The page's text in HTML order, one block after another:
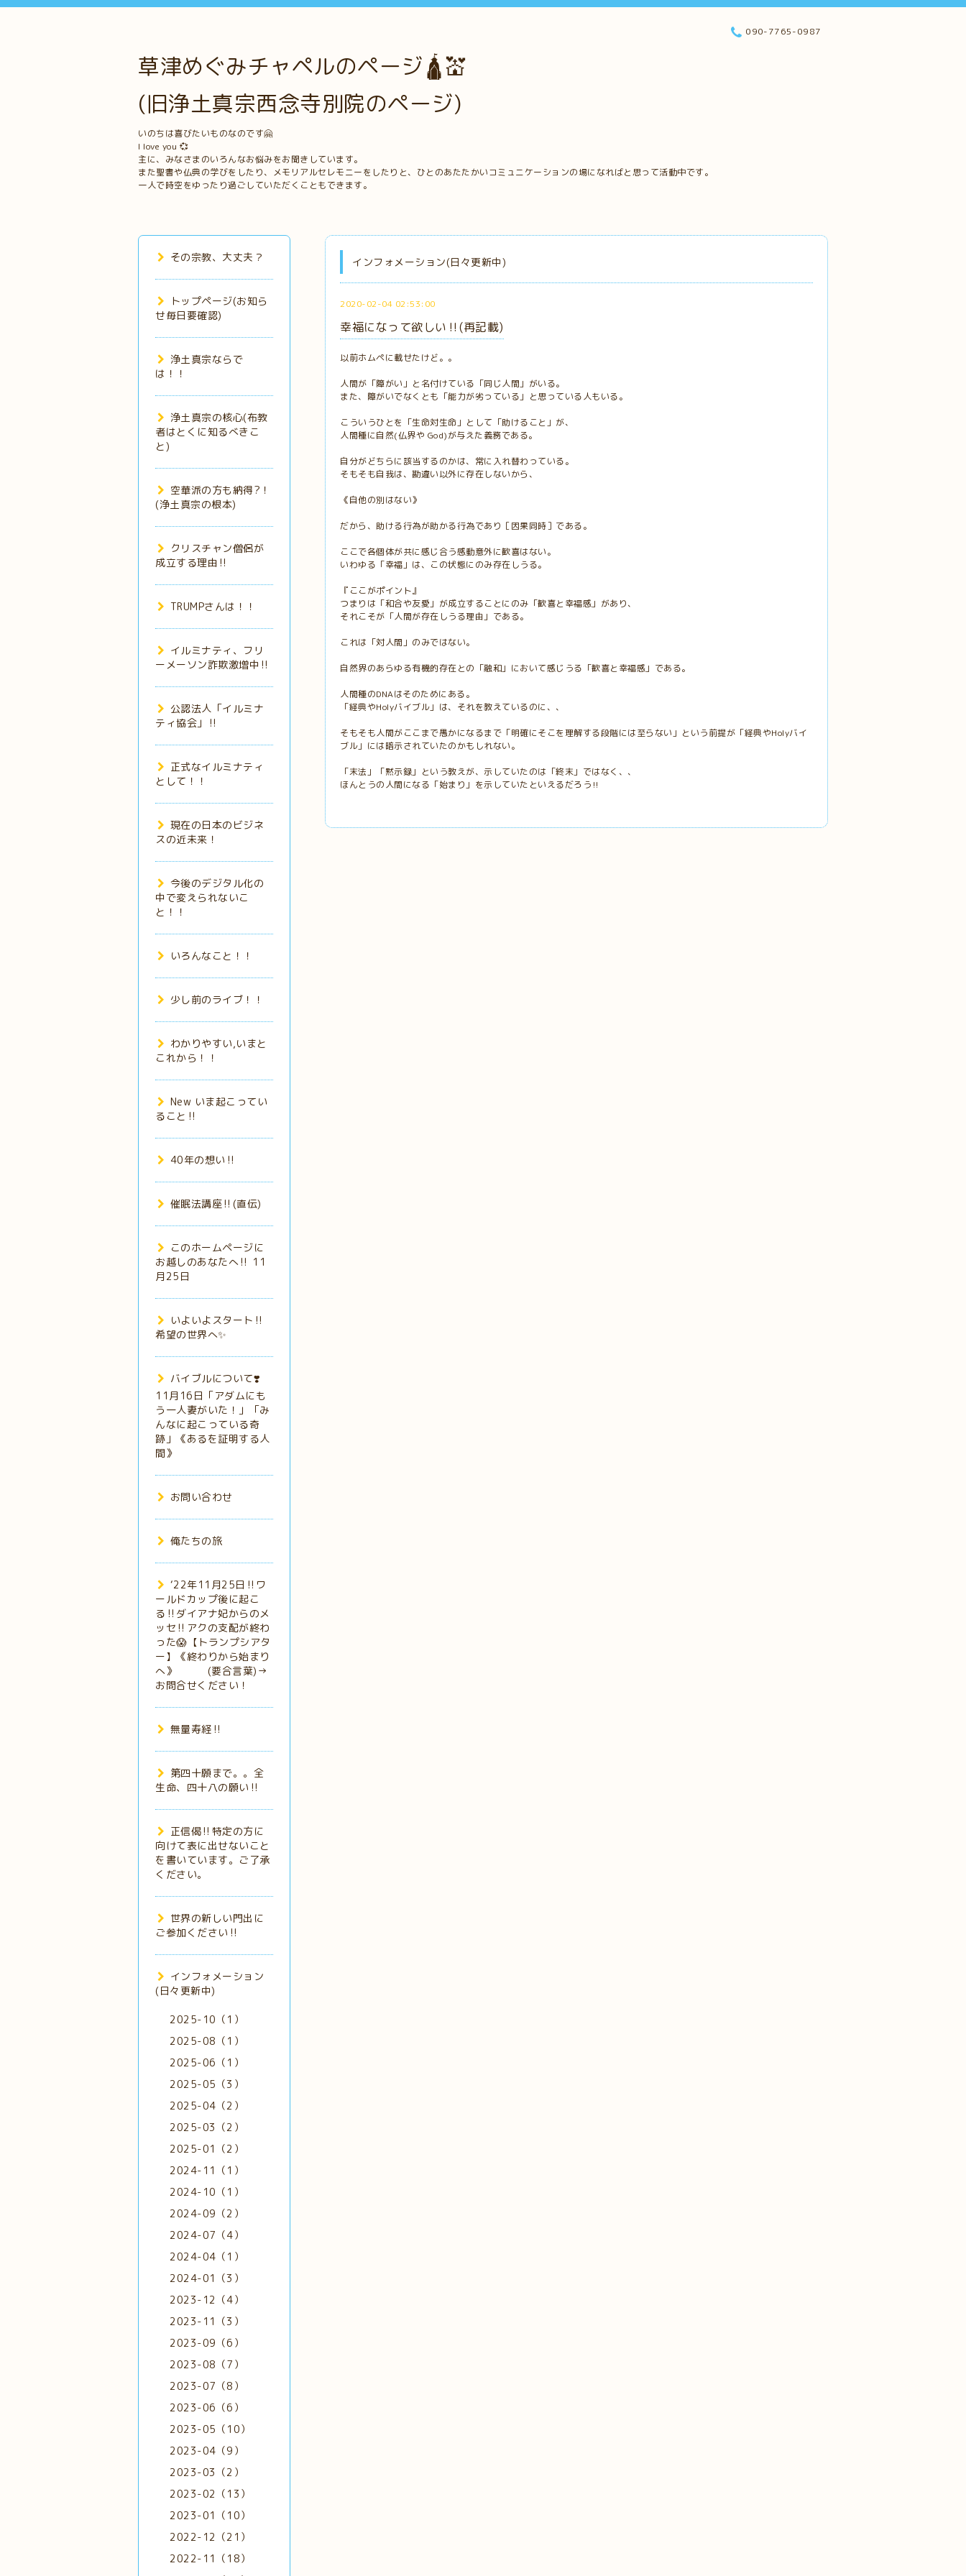
草津めぐみチャペルのページ🛕💒
(旧浄土真宗西念寺別院のページ)
いのちは喜びたいものなのです🤗
I love you 💞
主に、みなさまのいろんなお悩みをお聞きしています。
また聖書や仏典の学びをしたり、メモリアルセレモニーをしたりと、ひとのあたたかいコミュニケーションの場になればと思って活動中です。
一人で時空をゆったり過ごしていただくこともできます。
090-7765-0987
インフォメーション(日々更新中)
2020-02-04 02:53:00
幸福になって欲しい‼️(再記載)
以前ホムペに載せたけど。。
人間が「障がい」と名付けている「同じ人間」がいる。
また、障がいでなくとも「能力が劣っている」と思っている人もいる。
こういうひとを「生命対生命」として「助けること」が、
人間種に自然(仏界や God)が与えた義務である。
自分がどちらに該当するのかは、常に入れ替わっている。
そもそも自我は、勘違い以外に存在しないから、
《自他の別はない》
だから、助ける行為が助かる行為であり［因果同時］である。
ここで各個体が共に感じ合う感動意外に歓喜はない。
いわゆる「幸福」は、この状態にのみ存在しうる。
『ここがポイント』
つまりは「和合や友愛」が成立することにのみ「歓喜と幸福感」があり、
それこそが「人間が存在しうる理由」である。
これは「対人間」のみではない。
自然界のあらゆる有機的存在との「融和」において感じうる「歓喜と幸福感」である。
人間種のDNAはそのためにある。
「経典やHolyバイブル」は、それを教えているのに、、
そもそも人間がここまで愚かになるまで「明確にそこを理解する段階には至らない」という前提が「経典やHolyバイ
ブル」には暗示されていたのかもしれない。
「末法」「黙示録」という教えが、示していたのは「終末」ではなく、、
ほんとうの人間になる「始まり」を示していたといえるだろう‼️
その宗教、大丈夫？
トップページ(お知ら
せ毎日要確認)
浄土真宗ならで
は！！
浄土真宗の核心(布教
者はとくに知るべきこ
と)
空華派の方も納得?！
(浄土真宗の根本)
クリスチャン僧侶が
成立する理由‼️
TRUMPさんは！！
イルミナティ、フリ
ーメーソン詐欺激増中‼️
公認法人「イルミナ
ティ協会」‼️
正式なイルミナティ
として！！
現在の日本のビジネ
スの近未来！
今後のデジタル化の
中で変えられないこ
と！！
いろんなこと！！
少し前のライブ！！
わかりやすい,いまと
これから！！
New いま起こってい
ること‼️
40年の想い‼️
催眠法講座‼️(直伝)
このホームページに
お越しのあなたへ‼️ 11
月25日
いよいよスタート‼️
希望の世界へ✨
バイブルについて❣️
11月16日「アダムにも
う一人妻がいた！」「み
んなに起こっている奇
跡」《あるを証明する人
間》
お問い合わせ
俺たちの旅
‘22年11月25日‼️ワ
ールドカップ後に起こ
る‼️ダイアナ妃からのメ
ッセ‼️アクの支配が終わ
った😱【トランプシアタ
ー】《終わりから始まり
へ》 (要合言葉)→
お問合せください！
無量寿経‼️
第四十願まで。。全
生命、四十八の願い‼️
正信偈‼️特定の方に
向けて表に出せないこと
を書いています。ご了承
ください。
世界の新しい門出に
ご参加ください‼️
インフォメーション
(日々更新中)
2025-10（1）
2025-08（1）
2025-06（1）
2025-05（3）
2025-04（2）
2025-03（2）
2025-01（2）
2024-11（1）
2024-10（1）
2024-09（2）
2024-07（4）
2024-04（1）
2024-01（3）
2023-12（4）
2023-11（3）
2023-09（6）
2023-08（7）
2023-07（8）
2023-06（6）
2023-05（10）
2023-04（9）
2023-03（2）
2023-02（13）
2023-01（10）
2022-12（21）
2022-11（18）